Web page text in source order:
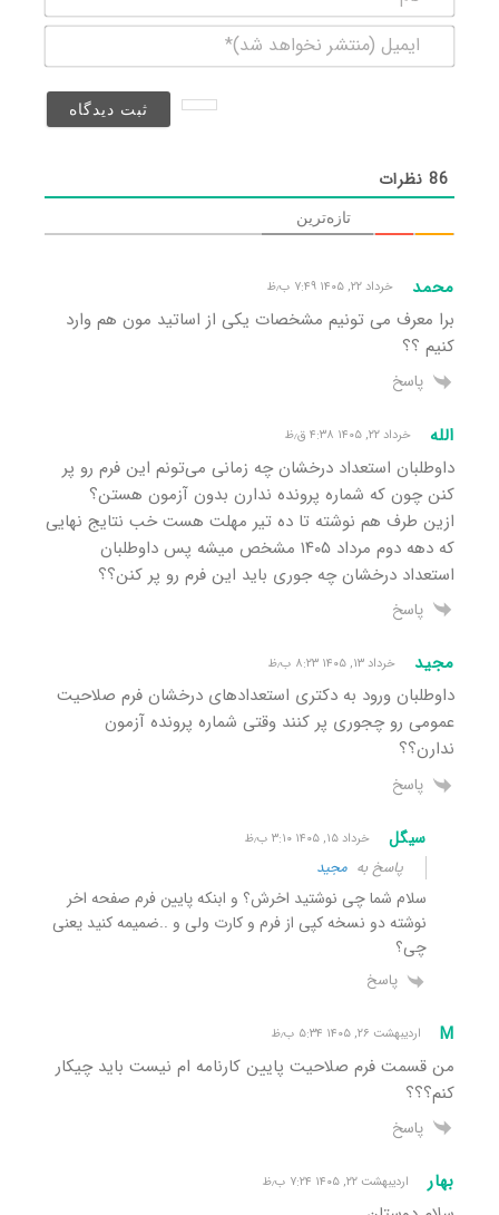
(منتشر
86نظرات
تازه‌ترین
محمد خرداد ۲۲, ۱۴۰۵ ۷:۴۹ ب٫ظ
برا معرف می تونیم مشخصات یکی از اساتید مون هم وارد
کنیم ؟؟
پاسخ
الله خرداد ۲۲, ۱۴۰۵ ۴:۳۸ ق٫ظ
داوطلبان استعداد درخشان چه زمانی می‌تونم این فرم رو پر
کنن چون که شماره پرونده ندارن بدون آزمون هستن؟
ازین طرف هم نوشته تا ده تیر مهلت هست خب نتایج نهایی
که دهه دوم مرداد ۱۴۰۵ مشخص میشه پس داوطلبان
استعداد درخشان چه جوری باید این فرم رو پر کنن؟؟
پاسخ
مجید خرداد ۱۳, ۱۴۰۵ ۸:۲۳ ب٫ظ
داوطلبان ورود به دکتری استعدادهای درخشان فرم صلاحیت
عمومی رو چجوری پر کنند وقتی شماره پرونده آزمون
ندارن؟؟
پاسخ
سیگل خرداد ۱۵, ۱۴۰۵ ۳:۱۰ ب٫ظ
پاسخ به مجید
سلام شما چی نوشتید اخرش؟ و ابنکه پایین فرم صفحه اخر
نوشته دو نسخه کپی از فرم و کارت ولی و ..ضمیمه کنید یعنی
چی؟
پاسخ
M اردیبهشت ۲۶, ۱۴۰۵ ۵:۳۴ ب٫ظ
من قسمت فرم صلاحیت پایین کارنامه ام نیست باید چیکار
کنم؟؟؟
پاسخ
بهار اردیبهشت ۲۲, ۱۴۰۵ ۷:۲۴ ب٫ظ